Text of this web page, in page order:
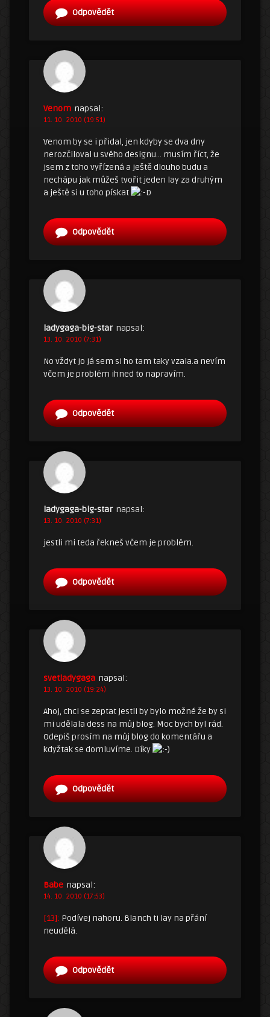
Odpovědět
Venom napsal:
11. 10. 2010 (19:51)
Venom by se i přidal, jen kdyby se dva dny
nerozčiloval u svého designu… musím říct, že
jsem z toho vyřízená a ještě dlouho budu a
nechápu jak můžeš tvořit jeden lay za druhým
a ještě si u toho pískat
Odpovědět
ladygaga-big-star napsal:
13. 10. 2010 (7:31)
No vždyt jo já sem si ho tam taky vzala.a nevím
včem je problém ihned to napravím.
Odpovědět
ladygaga-big-star napsal:
13. 10. 2010 (7:31)
jestli mi teda řekneš včem je problém.
Odpovědět
svetladygaga napsal:
13. 10. 2010 (19:24)
Ahoj, chci se zeptat jestli by bylo možné že by si
mi udělala dess na můj blog. Moc bych byl rád.
Odepiš prosím na můj blog do komentářu a
kdyžtak se domluvíme. Díky
Odpovědět
Babe napsal:
14. 10. 2010 (17:53)
[13]: Podívej nahoru. Blanch ti lay na přání
neudělá.
Odpovědět